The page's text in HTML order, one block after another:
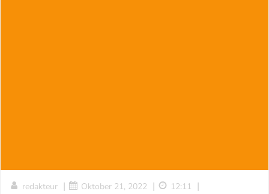
redakteur | Oktober 21, 2022 | 12:11 |